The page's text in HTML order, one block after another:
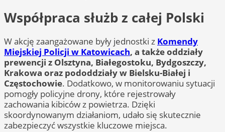
Współpraca służb z całej Polski
W akcję zaangażowane były jednostki z Komendy
Miejskiej Policji w Katowicach, a także oddziały
prewencji z Olsztyna, Białegostoku, Bydgoszczy,
Krakowa oraz pododdziały w Bielsku-Białej i
Częstochowie. Dodatkowo, w monitorowaniu sytuacji
pomogły policyjne drony, które rejestrowały
zachowania kibiców z powietrza. Dzięki
skoordynowanym działaniom, udało się skutecznie
zabezpieczyć wszystkie kluczowe miejsca.